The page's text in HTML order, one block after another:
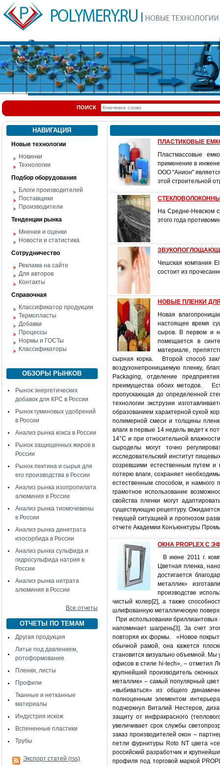
ПОИСК
НАВИГАЦИЯ
Новые технологии
Новинки
Технологии
Подбор оборудования
Блоги производителей
Поставщики
Производители
Тенденции рынка
Мнения и оценки
Новости и статистика
Сотрудничество
Реклама на сайте
Для авторов
Контакты
Справочная
Классификатор продукции
Термопласты
Добавки
Процессы
Нормы и ГОСТы
Классификаторы
ОБЗОРЫ РЫНКОВ
Рынок энергетических
добавок для КРС в России
Рынок гуминовых удобрений
в России
Анализ рынка кокса в России
Рынок защищенных жиров в
России
Рынок пектина и сырья для
его производства в России
Анализ рынка изопропилата
алюминия в России
Анализ рынка тиомочевины
в России
Анализ рынка динитрата
изосорбида в России
Анализ рынка сульфида и
гидросульфида натрия в
России
Анализ рынка нитрата
алюминия в России
Все отчеты
ОТЧЕТЫ ПО ТЕМАМ
Другая продукция
Литье под давлением,
ротоформование
Пленки, листы
Профили
Тканные и нетканные
материалы
Индустрия искож
Вспененные пластики
Трубы
Экспорт статей (rss)
ПЛАСТИКОВЫЕ
Пластмассовые
применение в
ООО "Анион"
этой строительной
На Средне-Невском
этого года
Чешская компания
состоит из
НОВЫЕ ПЛЕНКИ
Новая
настоящее время
сыров. В первом и
помещается в
материале,
сырная корка. Второй способ
воздухонепроницаемую пленку,
Packaging, отделение
преимущества обоих методов.
пропускающая до определенной
технологии экструзии
образованием характерной сухой
полимерной смеси и толщины
влаги в первые 14 недель ведет к
14°С и при относительной
сыроделы могут точно
исследовательский институт
созревшими естественным путем и
потерю влаги, сохраняет
естественным способом, и намного
грамотное использование
свойства пленки могут
существующую рецептуру.
текущей ситуацией и прогнозом
отчете Академии Конъюнктуры
ОКНА PROPLEX С
В июне 2011 г.
Цветная пленка,
достигается
металлик»
производстве
чистый колер[2], а также
шлифованную металлическую
При использовании бриллиантовых
напоминает шагрень[3]. За счет
повторяя их формы. «Новое
обычной рамой, она кажется
становится визуально объемной. Мы
офисов в стиле hi-tech», – отметил
крупнейший производитель
металлик» – самый популярный
«выбиваться» из общего
полноценным элементом
подчеркнул Виталий Нестеров,
защиту от инфракрасного
увеличивает срок службы
заказ производителей окон –
петли фурнитуры Roto NT цвета
российский разработчик и
профиля под торговой маркой